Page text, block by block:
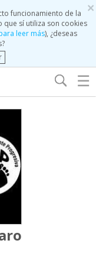
×
funcionamiento de la
sí utiliza son cookies
leer más), ¿deseas
☰